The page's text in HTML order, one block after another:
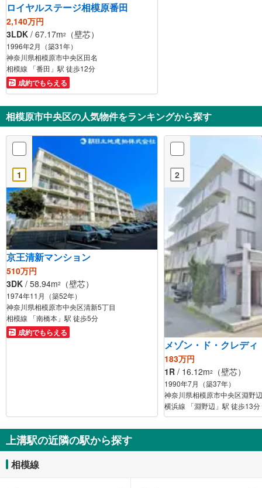
ロイヤルステージ相模原番田
2,140万円
3LDK / 67.17m2 （壁芯）
1996年2月（築31年）
神奈川県相模原市中央区田名
相模線 「番田」駅 徒歩12分
成約でもらえる
相模原市中央区の人気物件をランキングから探す
1
京王清新マンション
510万円
3DK / 58.94m2 （壁芯）
1974年11月（築52年）
神奈川県相模原市中央区清新5丁目
相模線 「南橋本」駅 徒歩5分
成約でもらえる
2
メゾン・ド・クレディ
183万円
1R / 16.12m2 （壁芯）
1990年7月（築37年）
神奈川県相模原市中央区淵野
横浜線 「淵野辺」駅 徒歩13分
上溝駅の近隣の駅から探す
相模線